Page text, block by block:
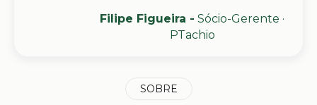
Filipe Figueira - Sócio-Gerente ·
PTachio
SOBRE